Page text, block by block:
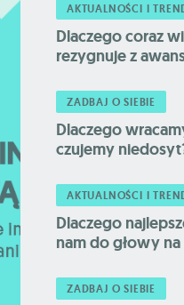
AKTUALNOŚCI I
Dlaczego coraz
rezygnuje z
ZADBAJ O SIEBIE
Dlaczego
czujemy
AKTUALNOŚCI I
Dlaczego
nam do głowy
ZADBAJ O SIEBIE